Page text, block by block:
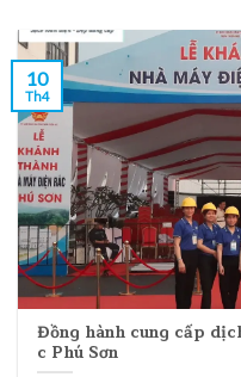
Đồng hành cung cấp
c Phú Sơn
10
Th4